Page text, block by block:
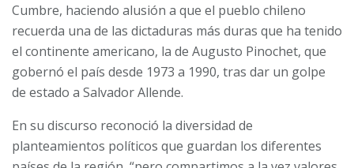
Cumbre, haciendo alusión a que el pueblo chileno
recuerda una de las dictaduras más duras que ha tenido
el continente americano, la de Augusto Pinochet, que
gobernó el país desde 1973 a 1990, tras dar un golpe
de estado a Salvador Allende.
En su discurso reconoció la diversidad de
planteamientos políticos que guardan los diferentes